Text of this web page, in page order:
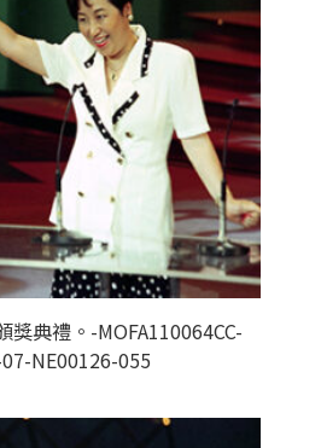
獎典禮。-MOFA110064CC-
NE00126-055